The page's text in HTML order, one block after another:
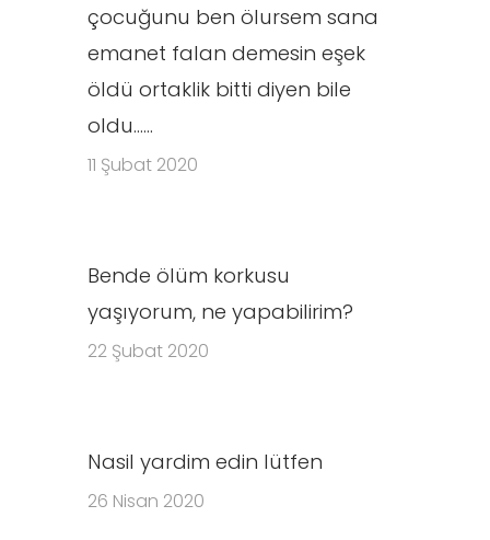
çocuğunu ben ölursem sana
emanet falan demesin eşek
öldü ortaklik bitti diyen bile
oldu......
11 Şubat 2020
Bende ölüm korkusu
yaşıyorum, ne yapabilirim?
22 Şubat 2020
Nasil yardim edin lütfen
26 Nisan 2020